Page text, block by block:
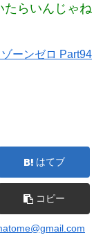
たらいんじゃね
ーンゼロ Part94
はてブ
コピー